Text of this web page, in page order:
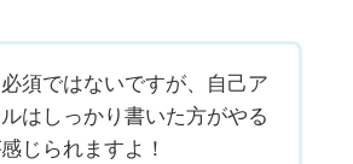
須ではないですが、自己ア
はしっかり書いた方がやる
じられますよ！